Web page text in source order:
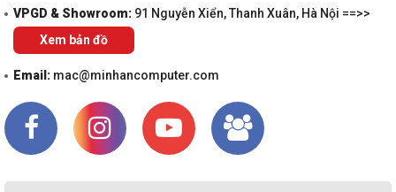
VPGD & Showroom: 91 Nguyễn Xiển, Thanh Xuân, Hà Nội ==>>
Xem bản đồ
Email: mac@minhancomputer.com